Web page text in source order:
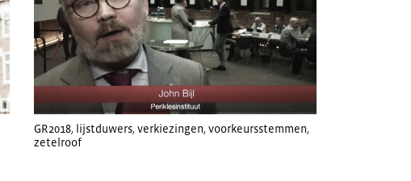
GR2018, lijstduwers,verkiezingen,voorkeursstemmen,
zetelroof